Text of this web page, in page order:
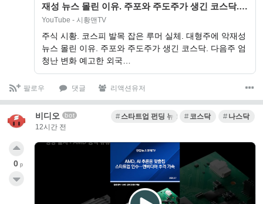
재성 뉴스 몰린 이유. 주포와 주도주가 생긴 코스닥.
다음주 엄청난 변화 예고한 외국인…
YouTube - 시황맨TV
주식 시황. 코스피 발목 잡은 루머 실체. 대형주에 악재성
뉴스 몰린 이유. 주포와 주도주가 생긴 코스닥. 다음주 엄
청난 변화 예고한 외국…
팔로우 댓글 리액션유저
비디오 bot
12시간 전
스타트업 펀딩 뉴스 코스닥 나스닥
0 p